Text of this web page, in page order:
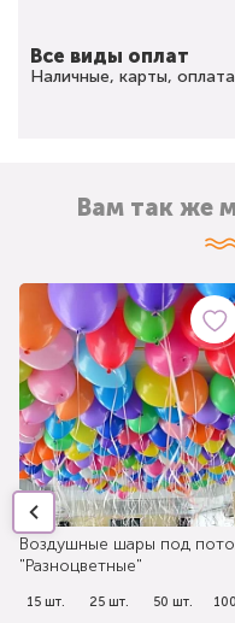
Все виды оплат
Наличные, карты,
Вам так же
Воздушные шары под
"Разноцветные"
15 шт. 25 шт. 50 шт.